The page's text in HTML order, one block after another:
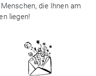
die Ihnen am
liegen!